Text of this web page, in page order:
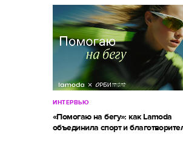
ИНТЕРВЬЮ
«Помогаю на бегу»: как Lamoda
объединила спорт и